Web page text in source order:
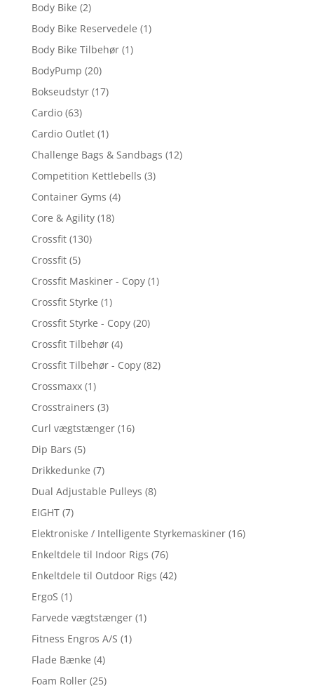
Body Bike (2)
Body Bike Reservedele (1)
Body Bike Tilbehør (1)
BodyPump (20)
Bokseudstyr (17)
Cardio (63)
Cardio Outlet (1)
Challenge Bags & Sandbags (12)
Competition Kettlebells (3)
Container Gyms (4)
Core & Agility (18)
Crossfit (130)
Crossfit (5)
Crossfit Maskiner - Copy (1)
Crossfit Styrke (1)
Crossfit Styrke - Copy (20)
Crossfit Tilbehør (4)
Crossfit Tilbehør - Copy (82)
Crossmaxx (1)
Crosstrainers (3)
Curl vægtstænger (16)
Dip Bars (5)
Drikkedunke (7)
Dual Adjustable Pulleys (8)
EIGHT (7)
Elektroniske / Intelligente Styrkemaskiner (16)
Enkeltdele til Indoor Rigs (76)
Enkeltdele til Outdoor Rigs (42)
ErgoS (1)
Farvede vægtstænger (1)
Fitness Engros A/S (1)
Flade Bænke (4)
Foam Roller (25)